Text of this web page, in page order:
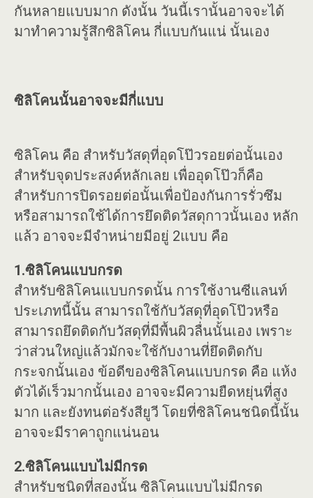
กันหลายแบบมาก ดังนั้น วันนี้เรานั้นอาจจะได้
มาทำความรู้สึกซิลิโคน กี่แบบกันแน่ นั้นเอง
ซิลิโคนนั้นอาจจะมีกี่แบบ
ซิลิโคน คือ สำหรับวัสดุที่อุดโป๊วรอยต่อนั้นเอง
สำหรับจุดประสงค์หลักเลย เพื่ออุดโป๊วก็คือ
สำหรับการปิดรอยต่อนั้นเพื่อป้องกันการรั่วซึม
หรือสามารถใช้ได้การยึดติดวัสดุกาวนั้นเอง หลัก
แล้ว อาจจะมีจำหน่ายมีอยู่ 2แบบ คือ
1.ซิลิโคนแบบกรด
สำหรับซิลิโคนแบบกรดนั้น การใช้งานซีแลนท์
ประเภทนี้นั้น สามารถใช้กับวัสดุที่อุดโป๊วหรือ
สามารถยึดติดกับวัสดุที่มีพื้นผิวลื่นนั้นเอง เพราะ
ว่าส่วนใหญ่แล้วมักจะใช้กับงานที่ยึดติดกับ
กระจกนั้นเอง ข้อดีของซิลิโคนแบบกรด คือ แห้ง
ตัวได้เร็วมากนั้นเอง อาจจะมีความยืดหยุ่นที่สูง
มาก และยังทนต่อรังสียูวี โดยที่ซิลิโคนชนิดนี้นั้น
อาจจะมีราคาถูกแน่นอน
2.ซิลิโคนแบบไม่มีกรด
สำหรับชนิดที่สองนั้น ซิลิโคนแบบไม่มีกรด